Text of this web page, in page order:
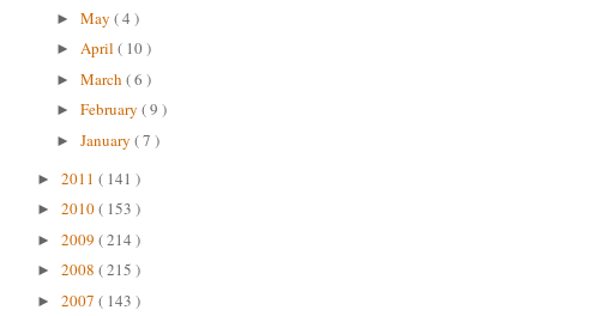
► May ( 4 )
► April ( 10 )
► March ( 6 )
► February ( 9 )
► January ( 7 )
► 2011 ( 141 )
► 2010( 153 )
► 2009 ( 214 )
► 2008 ( 215 )
► 2007 ( 143 )